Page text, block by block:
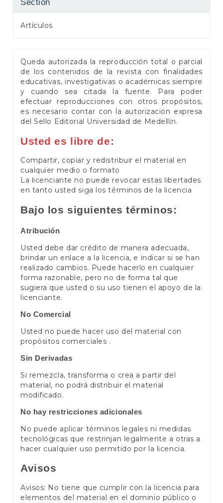
Section
Artículos
Queda autorizada la reproducción total o parcial
de los contenidos de la revista con finalidades
educativas, investigativas o académicas siempre
y cuando sea citada la fuente. Para poder
efectuar reproducciones con otros propósitos,
es necesario contar con la autorización expresa
del Sello Editorial Universidad de Medellín.
Usted es libre de:
Compartir, copiar y redistribuir el material en
cualquier medio o formato
La licenciante no puede revocar estas libertades
en tanto usted siga los términos de la licencia
Bajo los siguientes términos:
Atribución
Usted debe dar crédito de manera adecuada,
brindar un enlace a la licencia, e indicar si se han
realizado cambios. Puede hacerlo en cualquier
forma razonable, pero no de forma tal que
sugiera que usted o su uso tienen el apoyo de la
licenciante.
No Comercial
Usted no puede hacer uso del material con
propósitos comerciales .
Sin Derivadas
Si remezcla, transforma o crea a partir del
material, no podrá distribuir el material
modificado.
No hay restricciones adicionales
No puede aplicar términos legales ni medidas
tecnológicas que restrinjan legalmente a otras a
hacer cualquier uso permitido por la licencia.
Avisos
Avisos: No tiene que cumplir con la licencia para
elementos del material en el dominio público o